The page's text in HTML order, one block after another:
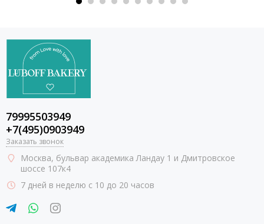
79995503949
+7(495)0903949
Заказать звонок
Москва, бульвар академика Ландау 1 и Дмитровское
шоссе 107к4
7 дней в неделю с 10 до 20 часов